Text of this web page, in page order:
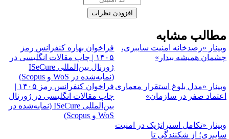
مشابه
«رصدخانه امنیت سایبری،
همیشه بیدار»
فراخوان بهاره کنفرانس رمز
۱۴۰۵ | چاپ مقالات انگلیسی در
ژورنال بین‌المللی ISeCure
(نمایه‌شده در WoS و Scopus)
«مدل بلوغ استقرار معماری
صفر در سازمان»
فراخوان کنفرانس رمز ۱۴۰۵ |
چاپ مقالات انگلیسی در ژورنال
بین‌المللی ISeCure (نمایه‌شده در
WoS و Scopus)
«تکامل استراتژیک در امنیت
از شکنندگی تا